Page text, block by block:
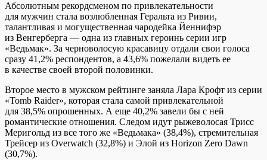
Абсолютным рекордсменом по привлекательности
для мужчин стала возлюбленная Геральта из Ривии,
талантливая и могущественная чародейка Йеннифэр
из Венгерберга — одна из главных героинь серии игр
«Ведьмак». За черноволосую красавицу отдали свои голоса
сразу 41,2% респондентов, а 43,6% пожелали видеть ее
в качестве своей второй половинки.
Второе место в мужском рейтинге заняла Лара Крофт из серии
«Tomb Raider», которая стала самой привлекательной
для 38,5% опрошенных. А еще 40,2% завели бы с ней
романтические отношения. Следом идут рыжеволосая Трисс
Меригольд из все того же «Ведьмака» (38,4%), стремительная
Трейсер из Overwatch (32,8%) и Элой из Horizon Zero Dawn
(30,7%).